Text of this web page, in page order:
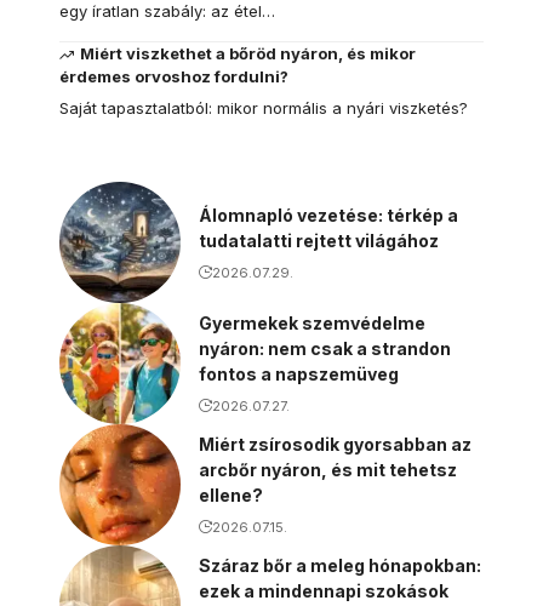
egy íratlan szabály: az étel…
Miért viszkethet a bőröd nyáron, és mikor
érdemes orvoshoz fordulni?
Saját tapasztalatból: mikor normális a nyári viszketés?
Álomnapló vezetése: térkép a
tudatalatti rejtett világához
2026.07.29.
Gyermekek szemvédelme
nyáron: nem csak a strandon
fontos a napszemüveg
2026.07.27.
Miért zsírosodik gyorsabban az
arcbőr nyáron, és mit tehetsz
ellene?
2026.07.15.
Száraz bőr a meleg hónapokban:
ezek a mindennapi szokások